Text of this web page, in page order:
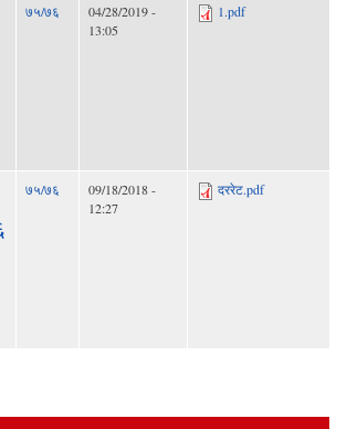
७५/७६
04/28/2019 -
13:05
1.pdf
७५/७६
09/18/2018 -
12:27
दररेट.pdf